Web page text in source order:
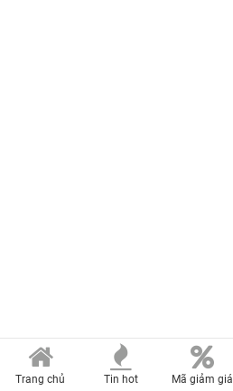
Trang chủ Tin hot Mã giảm giá